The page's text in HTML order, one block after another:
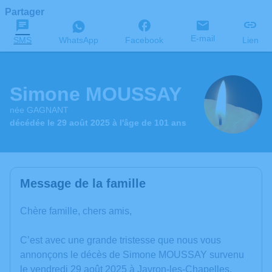
Partager
SMS WhatsApp Facebook E-mail Lien
Simone MOUSSAY
née GAGNANT
décédée le 29 août 2025 à l'âge de 101 ans
Message de la famille
Chère famille, chers amis,
C’est avec une grande tristesse que nous vous
annonçons le décès de Simone MOUSSAY survenu
le vendredi 29 août 2025 à Javron-les-Chapelles.